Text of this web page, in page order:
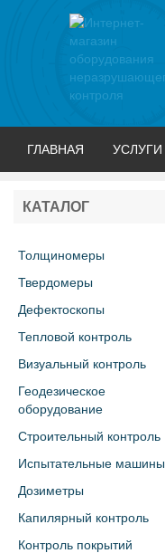
ГЛАВНАЯ УСЛУГИ
КАТАЛОГ
Толщиномеры
Твердомеры
Дефектоскопы
Тепловой контроль
Визуальный контроль
Геодезическое
оборудование
Строительный контроль
Испытательные машины
Дозиметры
Капилярный контроль
Контроль покрытий